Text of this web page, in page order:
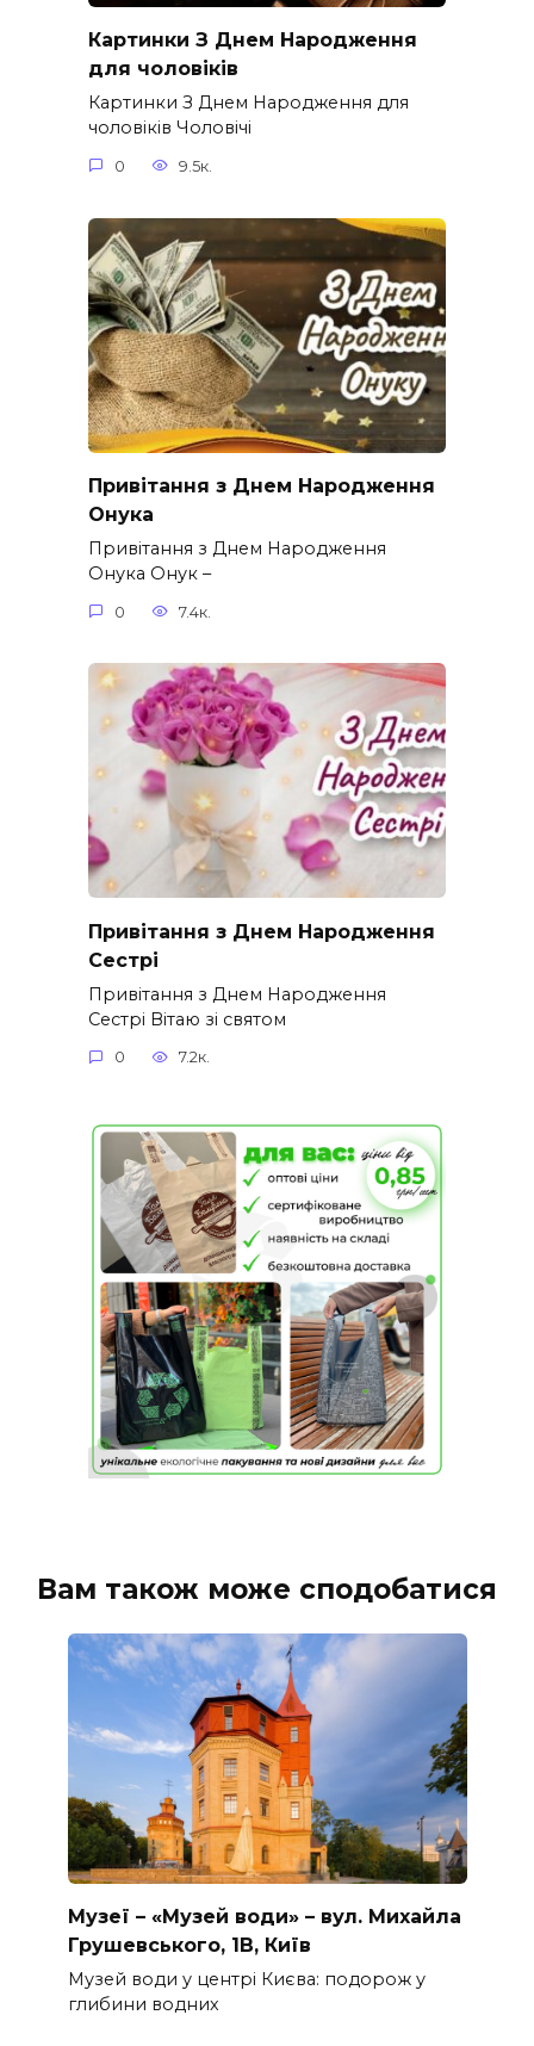
Картинки З Днем Народження
для чоловіків​
Картинки З Днем Народження для
чоловіків​ Чоловічі
0 9.5к.
Привітання з Днем Народження
Онука
Привітання з Днем Народження
Онука Онук –
0 7.4к.
Привітання з Днем Народження
Сестрі
Привітання з Днем Народження
Сестрі Вітаю зі святом
0 7.2к.
Вам також може сподобатися
Музеї – «Музей води» – вул. Михайла
Грушевського, 1В, Київ
Музей води у центрі Києва: подорож у
глибини водних